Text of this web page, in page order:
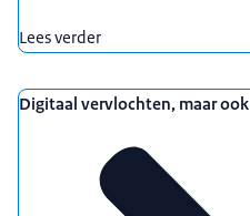
Anic van Damme
beginnen eerst even
belangrijkste
Karen van Oudenhoven
Lees verder
Digitaal vervlochten, maar